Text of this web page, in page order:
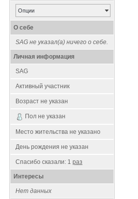
Опции
О себе
SAG не указал(а) ничего о себе.
Личная информация
SAG
Активный участник
Возраст не указан
Пол не указан
Место жительства не указано
День рождения не указан
Спасибо сказали: 1 раз
Интересы
Нет данных